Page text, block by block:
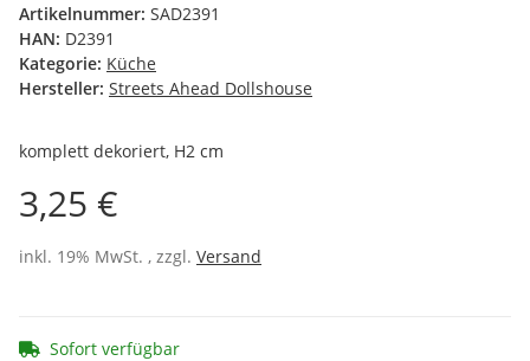
Artikelnummer: SAD2391
HAN: D2391
Kategorie: Küche
Hersteller: Streets Ahead Dollshouse
komplett dekoriert, H2 cm
3,25 €
inkl. 19% MwSt. , zzgl. Versand
Sofort verfügbar